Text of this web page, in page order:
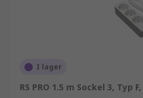
Förlängningskablar och
effektiv användning genom
saknas
förenkla arbete på
I lager
RS PRO 1.5 m Sockel 3, Typ